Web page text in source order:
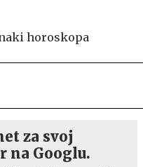
horoskopa
za svoj
na Googlu.